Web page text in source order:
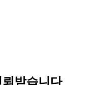
받습니다